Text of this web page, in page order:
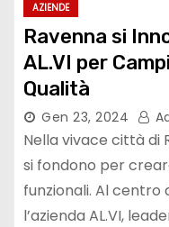
AZIENDE
Ravenna si
AL.VI per
Qualità
Gen 23, 2024
Nella vivace città di
si fondono per
funzionali. Al centro
l’azienda AL.VI,